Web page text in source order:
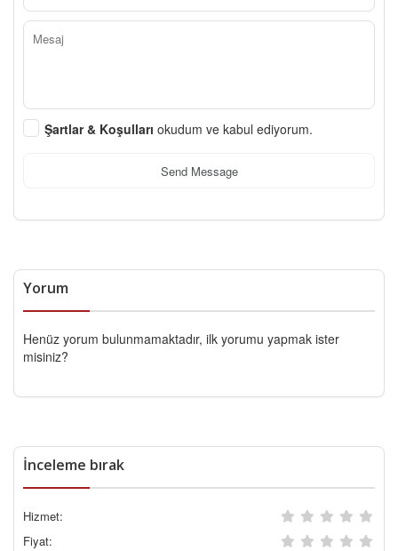
Şartlar & Koşulları okudum ve kabul ediyorum.
Send Message
Yorum
Henüz yorum bulunmamaktadır, ilk yorumu yapmak ister
misiniz?
İnceleme bırak
Hizmet:
Fiyat: